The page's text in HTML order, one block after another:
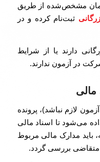
زمان مشخص‌شده از طریق
ثبت‌نام کرده و در
دارند یا از شرایط
در آزمون ندارند.
مالی
لازم نباشد)، پرونده
می‌شود تا اسناد مالی
باید مدارک مالی مربوط
متقاضی بررسی گردد.